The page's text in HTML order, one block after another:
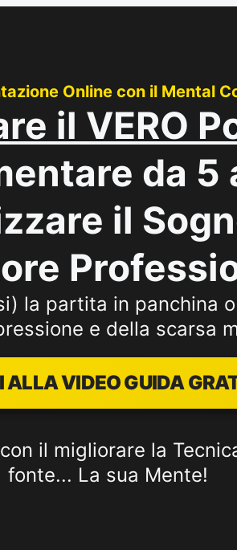
Online con il Mental
il VERO
da 5
il
la partita in panchina
e della scarsa
ALLA VIDEO GUIDA
il migliorare la
fonte... La sua Mente!